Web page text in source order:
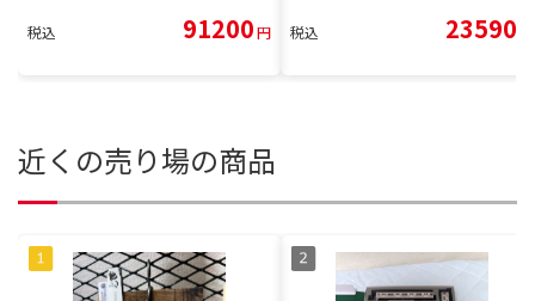
税込 91200円 税込 23590
近くの売り場の商品